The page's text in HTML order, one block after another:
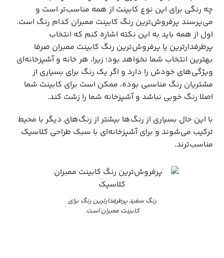
چه رنگی برای این نوع کابینت از همه مناسب‌تر است و
می‌پرسند پرفروش‌ترین رنگ کابینت ممبران کدام رنگ است.
اول از همه باید به این نکته اشاره کنم که انتخاب
پرطرفدارترین یا پرفروش‌ترین رنگ کابینت ممبران صرفا
بهترین انتخاب شما نخواهد بود؛ زیرا، هر خانه و آشپزخانه‌ای
ویژگی‌های خودش را دارد و اگر یک رنگ برای بسیاری از
مشتریان رنگ مناسبی بوده، ممکن است برای کابینت شما
اصلا رنگ خوبی نباشد و آشپزخانه شما را زشت کند.
با این حال بسیاری از رنگ‌ها بیشتر از رنگ‌های دیگر با محیط
ترکیب می‌شوند و برای آشپزخانه‌ای با سبک طراحی کلاسیک
مناسب‌ترند.
رنگ سفید پرطرفدارترین رنگ برای
کابینت ممبران است.